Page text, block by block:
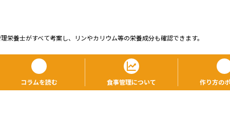
栄養⼠がすべて考案し、リンやカリウム等の栄養成分も確認できます。
コラムを読む 食事管理について 作り方の